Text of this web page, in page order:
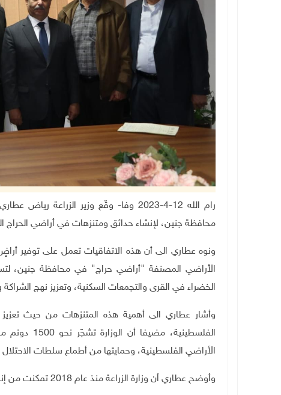
رام الله 12-4-2023 وفا- وقّع وزير الزراعة
محافظة جنين، لإنشاء حدائق ومتنزهات في أراضي الحراج
ونوه عطاري الى أن هذه الاتفاقيات تعمل على توفير
الأراضي المصنفة "أراضي حراج" في محافظة جنين،
الخضراء في القرى والتجمعات السكنية، وتعزيز نهج
وأشار عطاري الى أهمية هذه المتنزهات من حيث تعزيز
الأراضي الفلسطينية، وحمايتها من أطماع سلطات
وأوضح عطاري أن وزارة الزراعة منذ عام 2018 تمكنت من إنشاء 30 متنزها مع الهيئات المحلية في مختلف المحافظات